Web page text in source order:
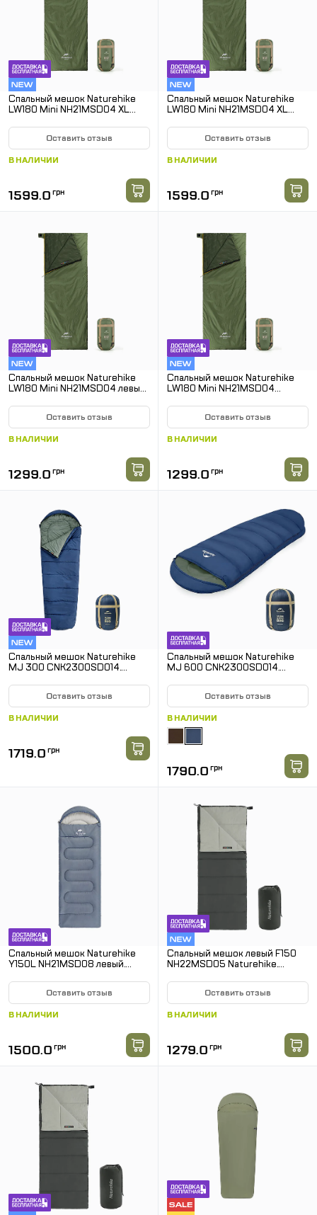
Спальный мешок Naturehike
LW180 Mini NH21MSD04 XL
Оставить отзыв
В НАЛИЧИИ
1599.0 грн
Спальный мешок Naturehike
LW180 Mini NH21MSD04 XL
Оставить отзыв
В НАЛИЧИИ
1599.0 грн
Спальный мешок Naturehike
LW180 Mini NH21MSD04 левый.
Оставить отзыв
В НАЛИЧИИ
1299.0 грн
Спальный мешок Naturehike
LW180 Mini NH21MSD04
Оставить отзыв
В НАЛИЧИИ
1299.0 грн
Спальный мешок Naturehike
MJ 300 CNK2300SD014.
Оставить отзыв
В НАЛИЧИИ
1719.0 грн
Спальный мешок Naturehike
MJ 600 CNK2300SD014.
Оставить отзыв
В НАЛИЧИИ
1790.0 грн
Спальный мешок Naturehike
Y150L NH21MSD08 левый.
Оставить отзыв
В НАЛИЧИИ
1500.0 грн
Спальный мешок левый F150
NH22MSD05 Naturehike.
Оставить отзыв
В НАЛИЧИИ
1279.0 грн